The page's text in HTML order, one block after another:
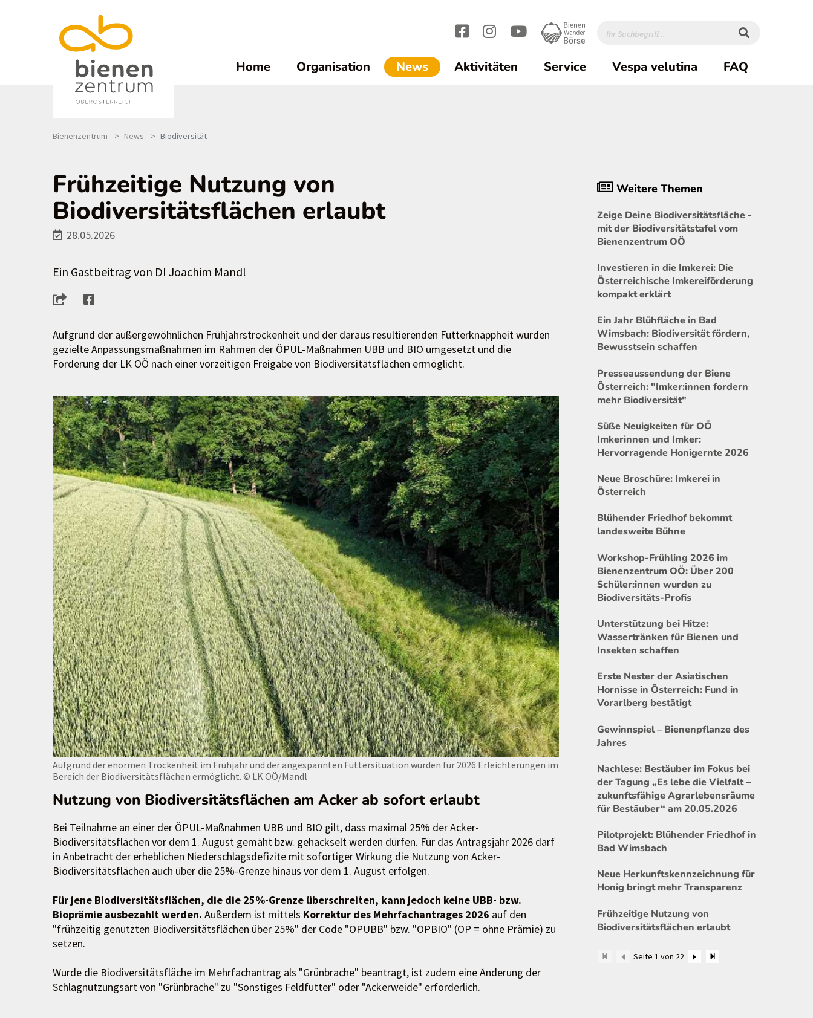
Home Organisation News(current)1
Aktivitäten Service Vespa velutina FAQ
Bienenzentrum News Biodiversität
Frühzeitige Nutzung von
Biodiversitätsflächen erlaubt
28.05.2026
Ein Gastbeitrag von DI Joachim Mandl
Aufgrund der außergewöhnlichen Frühjahrstrockenheit und der daraus resultierenden Futterknappheit wurden
gezielte Anpassungsmaßnahmen im Rahmen der ÖPUL-Maßnahmen UBB und BIO umgesetzt und die
Forderung der LK OÖ nach einer vorzeitigen Freigabe von Biodiversitätsflächen ermöglicht.
Aufgrund der enormen Trockenheit im Frühjahr und der angespannten Futtersituation wurden für 2026 Erleichterungen im
Bereich der Biodiversitätsflächen ermöglicht. © LK OÖ/Mandl
Nutzung von Biodiversitätsflächen am Acker ab sofort erlaubt
Bei Teilnahme an einer der ÖPUL-Maßnahmen UBB und BIO gilt, dass maximal 25% der Acker-
Biodiversitätsflächen vor dem 1. August gemäht bzw. gehäckselt werden dürfen. Für das Antragsjahr 2026 darf
in Anbetracht der erheblichen Niederschlagsdefizite mit sofortiger Wirkung die Nutzung von Acker-
Biodiversitätsflächen auch über die 25%-Grenze hinaus vor dem 1. August erfolgen.
Für jene Biodiversitätsflächen, die die 25%-Grenze überschreiten, kann jedoch keine UBB- bzw.
Bioprämie ausbezahlt werden. Außerdem ist mittels Korrektur des Mehrfachantrages 2026 auf den
"frühzeitig genutzten Biodiversitätsflächen über 25%" der Code "OPUBB" bzw. "OPBIO" (OP = ohne Prämie) zu
setzen.
Wurde die Biodiversitätsfläche im Mehrfachantrag als "Grünbrache" beantragt, ist zudem eine Änderung der
Schlagnutzungsart von "Grünbrache" zu "Sonstiges Feldfutter" oder "Ackerweide" erforderlich.
Weitere Themen
Zeige Deine Biodiversitätsfläche -
mit der Biodiversitätstafel vom
Bienenzentrum OÖ
Investieren in die Imkerei: Die
Österreichische Imkereiförderung
kompakt erklärt
Ein Jahr Blühfläche in Bad
Wimsbach: Biodiversität fördern,
Bewusstsein schaffen
Presseaussendung der Biene
Österreich: "Imker:innen fordern
mehr Biodiversität"
Süße Neuigkeiten für OÖ
Imkerinnen und Imker:
Hervorragende Honigernte 2026
Neue Broschüre: Imkerei in
Österreich
Blühender Friedhof bekommt
landesweite Bühne
Workshop-Frühling 2026 im
Bienenzentrum OÖ: Über 200
Schüler:innen wurden zu
Biodiversitäts-Profis
Unterstützung bei Hitze:
Wassertränken für Bienen und
Insekten schaffen
Erste Nester der Asiatischen
Hornisse in Österreich: Fund in
Vorarlberg bestätigt
Gewinnspiel – Bienenpflanze des
Jahres
Nachlese: Bestäuber im Fokus bei
der Tagung „Es lebe die Vielfalt –
zukunftsfähige Agrarlebensräume
für Bestäuber“ am 20.05.2026
Pilotprojekt: Blühender Friedhof in
Bad Wimsbach
Neue Herkunftskennzeichnung für
Honig bringt mehr Transparenz
Frühzeitige Nutzung von
Biodiversitätsflächen erlaubt
Seite 1 von 22